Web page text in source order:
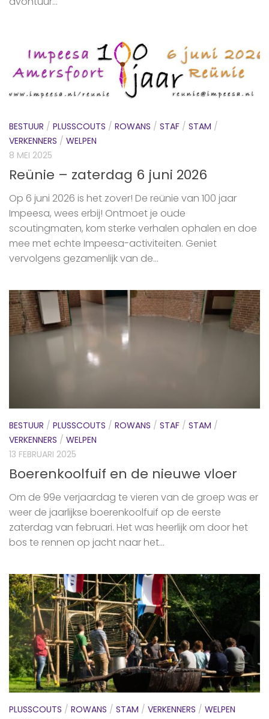
BESTUUR / PLUSSCOUTS / ROWANS / STAF / STAM /
VERKENNERS / WELPEN
8 MEI 2025
Reünie – zaterdag 6 juni 2026
Op 6 juni 2026 is het zover! De reünie van 100 jaar
Impeesa, wees erbij! Ontmoet je oude
scoutingmaten, kom sterke verhalen ophalen en doe
mee met echte Impeesa-activiteiten. Geniet
vervolgens gezamenlijk van de...
BESTUUR / PLUSSCOUTS / ROWANS / STAF / STAM /
VERKENNERS / WELPEN
13 FEBRUARI 2025
Boerenkoolfuif en de nieuwe vloer
Om de 99e verjaardag te vieren van de groep was er
weer de jaarlijkse boerenkoolfuif op de eerste
zaterdag van februari. Het was heerlijk om door het
bos te rennen op jacht naar het...
PLUSSCOUTS / ROWANS / STAM / VERKENNERS / WELPEN